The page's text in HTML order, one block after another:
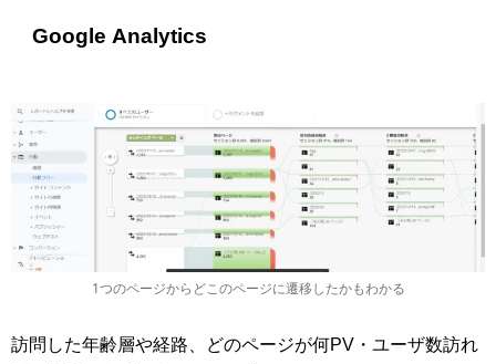
Google Analytics
1つのページからどこのページに遷移したかもわかる
訪問した年齢層や経路、どのページが何PV・ユーザ数訪れ